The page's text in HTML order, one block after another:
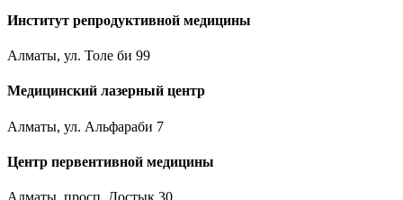
Институт репродуктивной медицины
Алматы, ул. Толе би 99
Медицинский лазерный центр
Алматы, ул. Альфараби 7
Центр первентивной медицины
Алматы, просп. Достык 30